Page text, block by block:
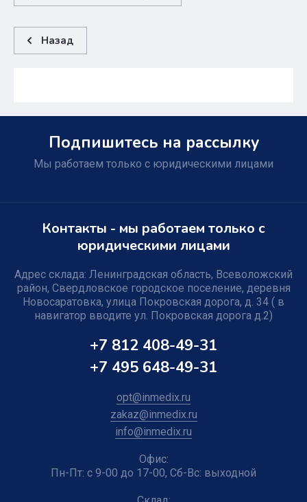
Назад
Подпишитесь на рассылку
Мы работаем только с юридическими лицами
Контакты - мы работаем только с
юридическими лицами
Адрес склада: Ленинградская область, Всеволожский
район, Свердловское городское поселение, деревня
Новосаратовка, улица Покровская дорога, д. 34 ( в
навигатор вводите ул. Покровская дорога д.2)
+7 812 408-49-31
+7 495 648-49-31
opt@inmedix.ru
zakaz@inmedix.ru
info@inmedix.ru
Офис:
Пн-Пт: с 9-00 до 17-00, Сб-Вс: выходной